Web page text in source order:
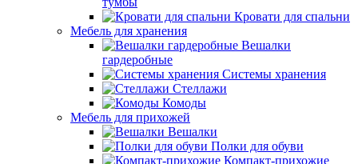
Кровати для спальни
Мебель для хранения
Вешалки
гардеробные
Системы хранения
Стеллажи
Комоды
Мебель для прихожей
Вешалки
Полки для обуви
Компакт-прихожие